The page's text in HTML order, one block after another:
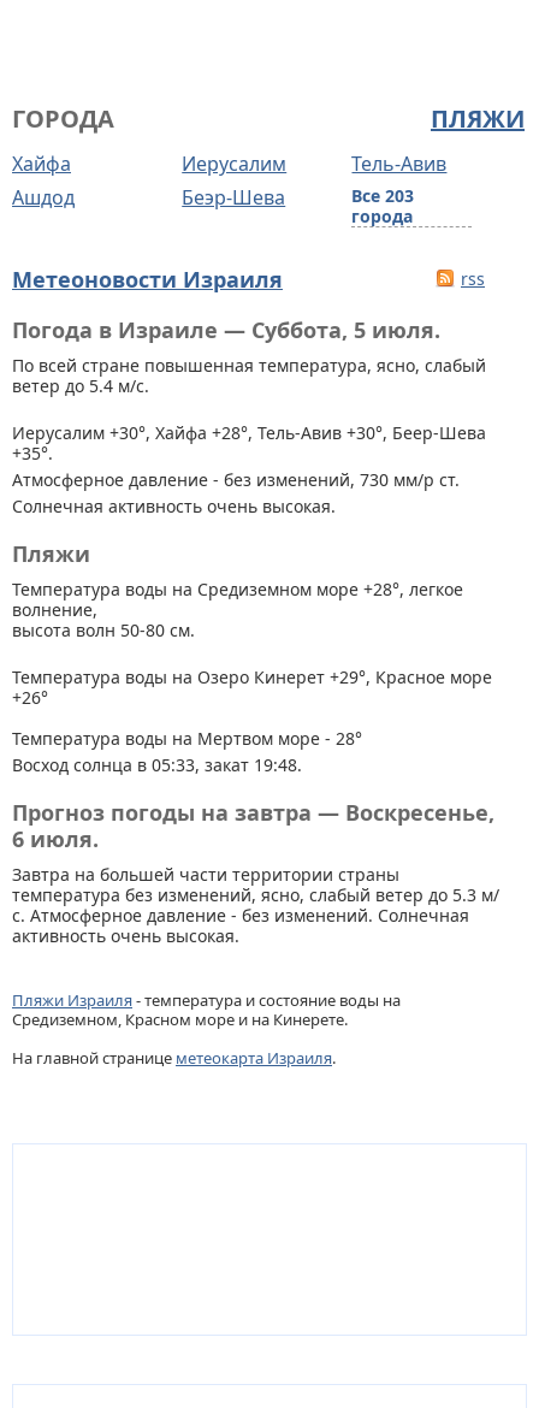
ПЛЯЖИ
ГОРОДА
Хайфа Иерусалим
Тель-Авив
Ашдод
Беэр-Шева
Все 203
города
Метеоновости Израиля rss
Погода в Израиле — Суббота, 5 июля.
По всей стране повышенная температура, ясно, слабый
ветер до 5.4 м/с.
Иерусалим +30°, Хайфа +28°, Тель-Авив +30°, Беер-Шева
+35°.
Атмосферное давление - без изменений, 730 мм/р ст.
Солнечная активность очень высокая.
Пляжи
Температура воды на Средиземном море +28°, легкое
волнение,
высота волн 50-80 см.
Температура воды на Озеро Кинерет +29°, Красное море
+26°
Температура воды на Мертвом море - 28°
Восход солнца в 05:33, закат 19:48.
Прогноз погоды на завтра — Воскресенье,
6 июля.
Завтра на большей части территории страны
температура без изменений, ясно, слабый ветер до 5.3 м/
с. Атмосферное давление - без изменений. Солнечная
активность очень высокая.
Пляжи Израиля- температура и состояние воды на
Средиземном, Красном море и на Кинерете.
На главной странице метеокарта Израиля.